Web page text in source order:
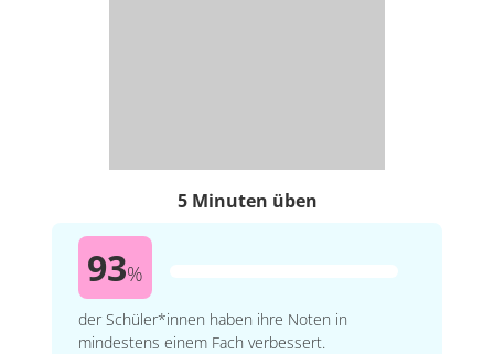
5 Minuten üben
93%
der Schüler*innen haben ihre Noten in
mindestens einem Fach verbessert.